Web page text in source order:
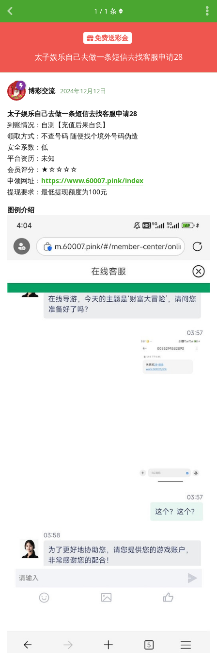
免费送彩金
太子娱乐自己去做一条短信去找客服申请28
1 / 1 条
博彩交流 2024年12月12日
太子娱乐自己去做一条短信去找客服申请28
到账情况：自测【充值后果自负】
领取方式：不查号码 随便找个境外号码伪造
安全系数：低
平台资历：未知
会员评分：★☆☆☆☆
申领网址： https://www.60007.pink/index
提现要求：最低提现额度为100元
图例介绍